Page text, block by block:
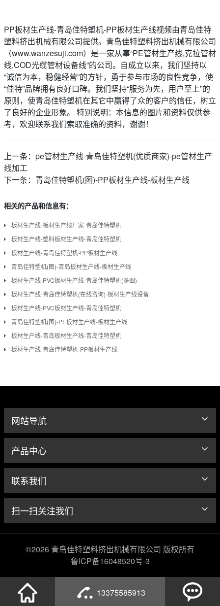
PP板材生产线-青岛佳特塑机-PP板材生产线视频由青岛佳特
塑料挤出机械有限公司提供。青岛佳特塑料挤出机械有限公司
（www.wanzesuji.com）是一家从事“PE管材生产线,克拉管材
线,COD光缆管材设备线”的公司。自成立以来，我们坚持以
“诚信为本，稳健经营”的方针，勇于参与市场的良性竞争，使
“佳特”品牌拥有良好口碑。我们坚持“服务为先，用户至上”的
原则，使青岛佳特塑机在其它中赢得了众的客户的信任，树立
了良好的企业形象。 特别说明：本信息的图片和资料仅供参
考，欢迎联系我们索取准确的资料，谢谢！
上一条： pe管材生产线-青岛佳特塑机(优质商家)-pe管材生产
线加工
下一条： 青岛佳特塑机(图)-PP板材生产线-板材生产线
相关的产品和信息有：
板材生产线-板材生产线厂家-青岛佳特塑机
板材生产线-塑料板材生产线-青岛佳特塑机
板材生产线-青岛佳特塑机-PP板材生产线
青岛佳特塑机(图)-青岛板材生产线-板材生产线
板材生产线-PVC板材生产线-青岛佳特塑机(多图)
板材生产线-青岛佳特塑机(在线咨询)-板材生产线设备
板材生产线-PVC板材生产线-青岛佳特塑机
青岛佳特塑机(图)-PE板材生产线-板材生产线
板材生产线-青岛板材生产线-青岛佳特塑机
板材生产线-青岛佳特塑机-PP板材生产线
13375585913
网站导航
产品中心
联系我们
扫一扫关注我们
©2026 青岛佳特塑料挤出机械有限公司 版权所有
鲁ICP备16048520号-3